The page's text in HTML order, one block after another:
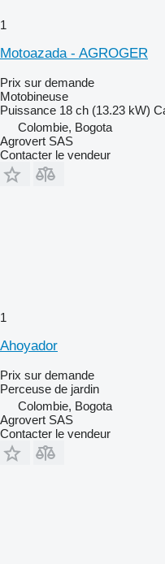
1
Motoazada - AGROGER
Prix sur demande
Motobineuse
Puissance 18 ch (13.23 kW)
Colombie, Bogota
Agrovert SAS
Contacter le vendeur
1
Ahoyador
Prix sur demande
Perceuse de jardin
Colombie, Bogota
Agrovert SAS
Contacter le vendeur